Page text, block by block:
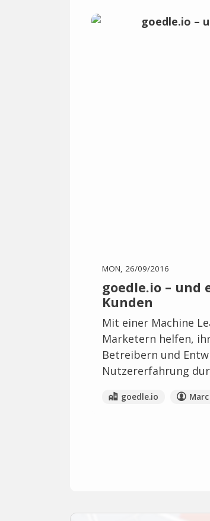
MON, 26/09/2016
goedle.io –
Kunden
Mit einer Machine
Marketern helfen,
Betreibern und
Nutzererfahrung
goedle.io